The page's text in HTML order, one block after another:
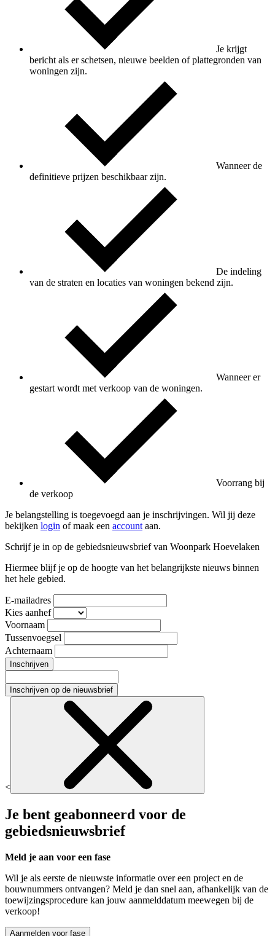
Je krijgt
bericht als er schetsen, nieuwe beelden of plattegronden van
woningen zijn.
Wanneer de
definitieve prijzen beschikbaar zijn.
De indeling
van de straten en locaties van woningen bekend zijn.
Wanneer er
gestart wordt met verkoop van de woningen.
Voorrang bij
de verkoop
Je belangstelling is toegevoegd aan je inschrijvingen. Wil jij deze
bekijken login of maak een account aan.
Schrijf je in op de gebiedsnieuwsbrief van Woonpark Hoevelaken
Hiermee blijf je op de hoogte van het belangrijkste nieuws binnen
het hele gebied.
E-mailadres
Kies aanhef
Voornaam
Tussenvoegsel
Achternaam
Inschrijven
Inschrijven op de nieuwsbrief
<
Je bent geabonneerd voor de
gebiedsnieuwsbrief
Meld je aan voor een fase
Wil je als eerste de nieuwste informatie over een project en de
bouwnummers ontvangen? Meld je dan snel aan, afhankelijk van de
toewijzingsprocedure kan jouw aanmelddatum meewegen bij de
verkoop!
Aanmelden voor fase